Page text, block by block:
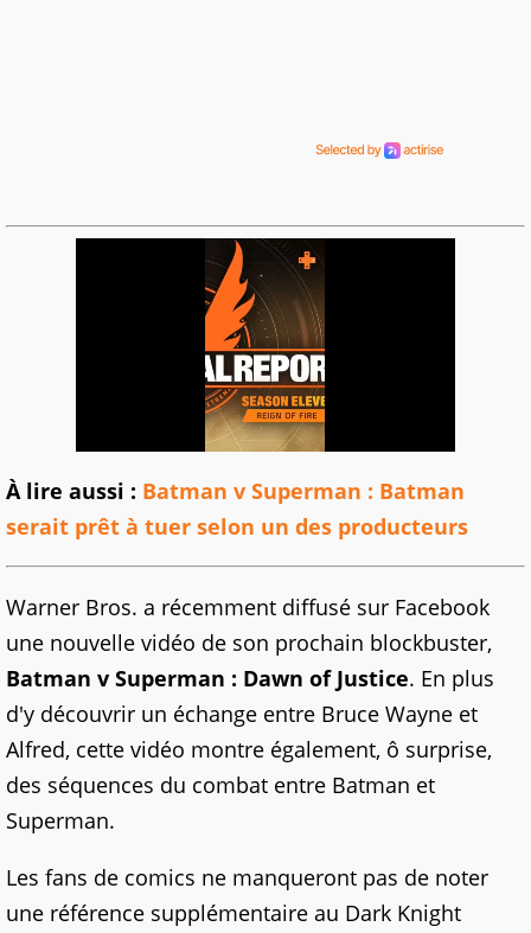
À lire aussi : Batman v Superman : Batman
serait prêt à tuer selon un des producteurs
Warner Bros. a récemment diffusé sur Facebook
une nouvelle vidéo de son prochain blockbuster,
Batman v Superman : Dawn of Justice. En plus
d'y découvrir un échange entre Bruce Wayne et
Alfred, cette vidéo montre également, ô surprise,
des séquences du combat entre Batman et
Superman.
Les fans de comics ne manqueront pas de noter
une référence supplémentaire au Dark Knight